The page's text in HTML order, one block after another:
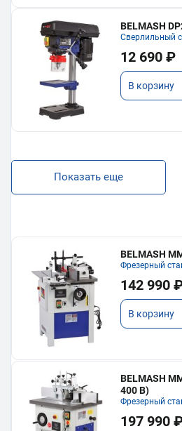
BELMASH
Сверлильный
12 690 ₽
В корзину
Показать еще
BELMASH
Фрезерный
142 990
В корзину
BELMASH
400 В)
Фрезерный
197 990